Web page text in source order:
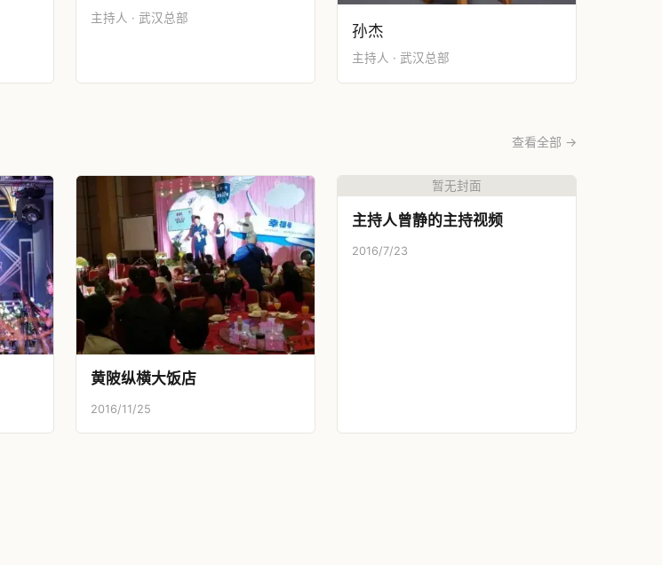
主持人 · 武汉总部
孙杰
主持人 · 武汉总部
查看全部 →
黄陂纵横大饭店
2016/11/25
暂无封面
主持人曾静的主持视频
2016/7/23